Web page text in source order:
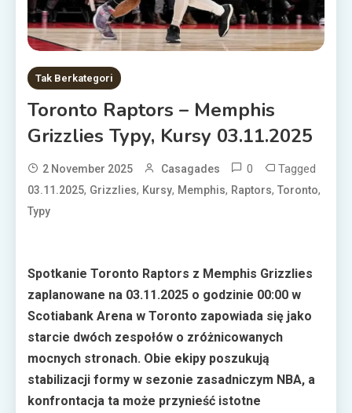
Tak Berkategori
Toronto Raptors – Memphis
Grizzlies Typy, Kursy 03.11.2025
2 November 2025 Casagades 0 Tagged
03.11.2025, Grizzlies, Kursy, Memphis, Raptors, Toronto,
Typy
Spotkanie Toronto Raptors z Memphis Grizzlies
zaplanowane na 03.11.2025 o godzinie 00:00 w
Scotiabank Arena w Toronto zapowiada się jako
starcie dwóch zespołów o zróżnicowanych
mocnych stronach. Obie ekipy poszukują
stabilizacji formy w sezonie zasadniczym NBA, a
konfrontacja ta może przynieść istotne